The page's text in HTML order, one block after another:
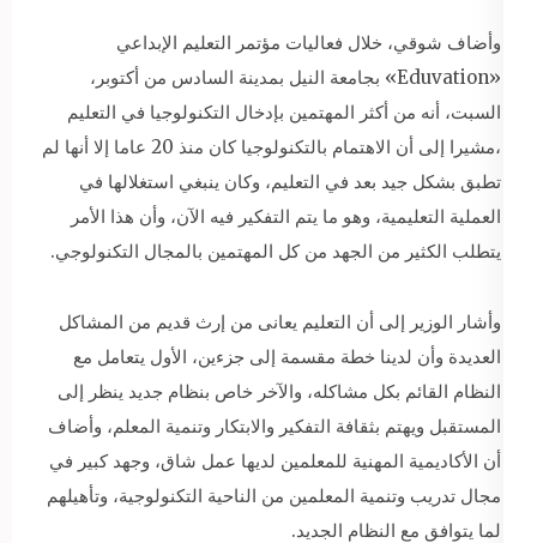
وأضاف شوقي، خلال فعاليات مؤتمر التعليم الإبداعي
«Eduvation» بجامعة النيل بمدينة السادس من أكتوبر،
السبت، أنه من أكثر المهتمين بإدخال التكنولوجيا في التعليم
،مشيرا إلى أن الاهتمام بالتكنولوجيا كان منذ 20 عاما إلا أنها لم
تطبق بشكل جيد بعد في التعليم، وكان ينبغي استغلالها في
العملية التعليمية، وهو ما يتم التفكير فيه اﻵن، وأن هذا الأمر
يتطلب الكثير من الجهد من كل المهتمين بالمجال التكنولوجي.
وأشار الوزير إلى أن التعليم يعانى من إرث قديم من المشاكل
العديدة وأن لدينا خطة مقسمة إلى جزءين، الأول يتعامل مع
النظام القائم بكل مشاكله، والآخر خاص بنظام جديد ينظر إلى
المستقبل ويهتم بثقافة التفكير واﻻبتكار وتنمية المعلم، وأضاف
أن الأكاديمية المهنية للمعلمين لديها عمل شاق، وجهد كبير في
مجال تدريب وتنمية المعلمين من الناحية التكنولوجية، وتأهيلهم
لما يتوافق مع النظام الجديد.